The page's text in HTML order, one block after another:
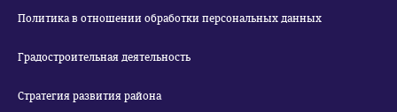
Политика в отношении обработки персональных данных
Градостроительная деятельность
Стратегия развития района